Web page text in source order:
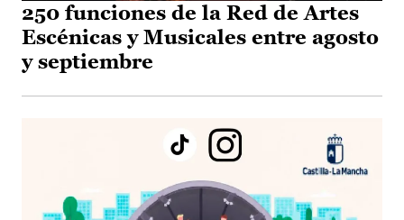
250 funciones de la Red de Artes
Escénicas y Musicales entre agosto
y septiembre